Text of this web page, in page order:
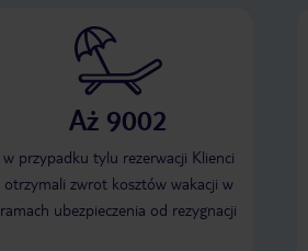
osiemdziesiątych. Pokoje skromne w
miarę czyste. Pani w recepcji
sympatyczna, hotel w dobrej
lokalizacji i to tyle atutów. Radzę
wybrać coś innego.
Aż 9002
w przypadku tylu rezerwacji Klienci
otrzymali zwrot kosztów wakacji w
ramach ubezpieczenia od rezygnacji